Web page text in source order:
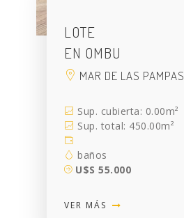
LOTE
EN OMBU
MAR DE LAS PAMPAS
Sup. cubierta: 0.00m²
Sup. total: 450.00m²
baños
U$S 55.000
VER MÁS